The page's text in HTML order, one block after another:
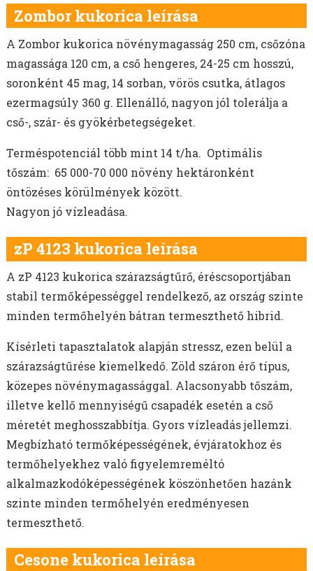
FÉNYMAG VETŐMAG
NAPRAFORGÓ VETŐMAG
MÁK VETŐMAG
AKG TÁMOGATÁS
MELORÁCIÓS RETEK VETŐMAG
NÉGERMAG VETŐMAG
Zombor kukorica leírása
A Zombor kukorica növénymagasság 250 cm, csőzóna
magassága 120 cm, a cső hengeres, 24-25 cm hosszú,
soronként 45 mag, 14 sorban, vörös csutka, átlagos
ezermagsúly 360 g. Ellenálló, nagyon jól tolerálja a
cső-, szár- és gyökérbetegségeket.
Terméspotenciál több mint 14 t/ha. Optimális
tőszám: 65 000-70 000 növény hektáronként
öntözéses körülmények között.
Nagyon jó vízleadása.
zP 4123 kukorica leírása
A zP 4123 kukorica szárazságtűrő, éréscsoportjában
stabil termőképességgel rendelkező, az ország szinte
minden termőhelyén bátran termeszthető hibrid.
Kísérleti tapasztalatok alapján stressz, ezen belül a
szárazságtűrése kiemelkedő. Zöld száron érő típus,
közepes növénymagassággal. Alacsonyabb tőszám,
illetve kellő mennyiségű csapadék esetén a cső
méretét meghosszabbítja. Gyors vízleadás jellemzi.
Megbízható termőképességének, évjáratokhoz és
termőhelyekhez való figyelemreméltó
alkalmazkodóképességének köszönhetően hazánk
szinte minden termőhelyén eredményesen
termeszthető.
Cesone kukorica leírása